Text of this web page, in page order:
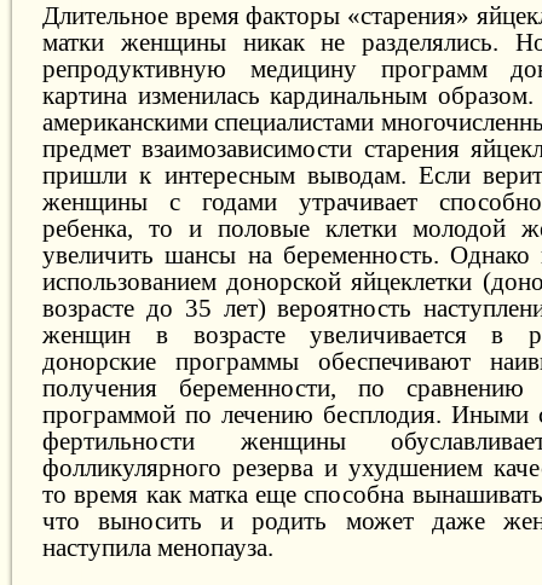
Длительное время факторы «старения»
матки женщины никак не разделялись.
репродуктивную медицину программ
картина изменилась кардинальным
американскими специалистами
предмет взаимозависимости старения
пришли к интересным выводам. Если
женщины с годами утрачивает
ребенка, то и половые клетки молодой
увеличить шансы на беременность. Однако
использованием донорской яйцеклетки
возрасте до 35 лет) вероятность
женщин в возрасте увеличивается в
донорские программы обеспечивают
получения беременности, по
программой по лечению бесплодия. Иными
фертильности женщины
фолликулярного резерва и ухудшением
то время как матка еще способна
что выносить и родить может даже
наступила менопауза.